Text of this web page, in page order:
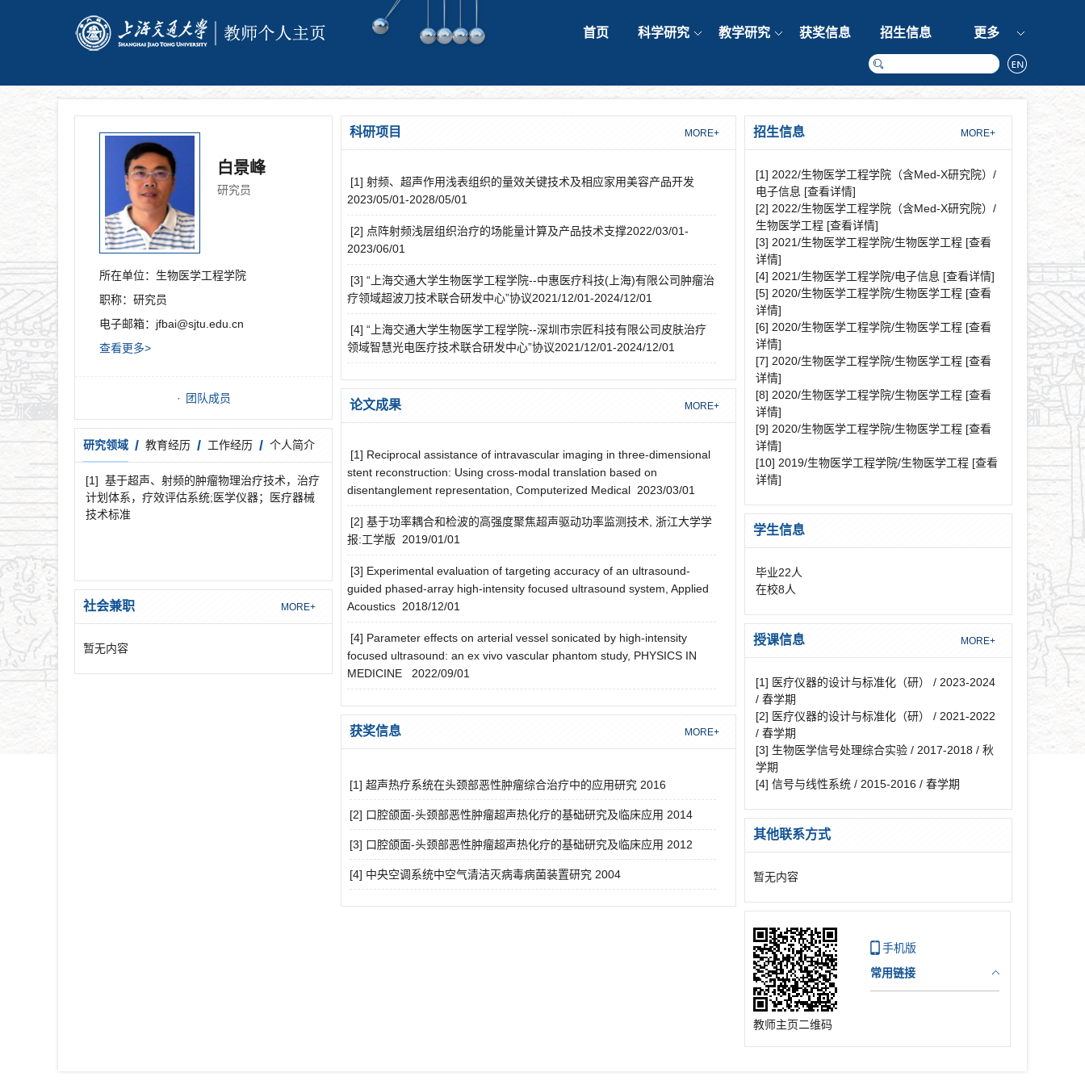
首页 科学研究 教学研究 获奖信息 招生信息 更多
白景峰
研究员
所在单位： 生物医学工程学院
职称： 研究员
电子邮箱： jfbai@sjtu.edu.cn
查看更多>
团队成员
研究领域 / 教育经历 / 工作经历 / 个人简介
[1] 基于超声、射频的肿瘤物理治疗技术，治疗
计划体系，疗效评估系统;医学仪器；医疗器械
技术标准
社会兼职 MORE+
暂无内容
科研项目 MORE+
[1] 射频、超声作用浅表组织的量效关键技术及相应家用美容产品开发
2023/05/01-2028/05/01
[2] 点阵射频浅层组织治疗的场能量计算及产品技术支撑2022/03/01-
2023/06/01
[3] “上海交通大学生物医学工程学院--中惠医疗科技(上海)有限公司肿瘤治
疗领域超波刀技术联合研发中心”协议2021/12/01-2024/12/01
[4] “上海交通大学生物医学工程学院--深圳市宗匠科技有限公司皮肤治疗
领域智慧光电医疗技术联合研发中心”协议2021/12/01-2024/12/01
论文成果 MORE+
[1] Reciprocal assistance of intravascular imaging in three-dimensional
stent reconstruction: Using cross-modal translation based on
disentanglement representation, Computerized Medical 2023/03/01
[2] 基于功率耦合和检波的高强度聚焦超声驱动功率监测技术, 浙江大学学
报:工学版 2019/01/01
[3] Experimental evaluation of targeting accuracy of an ultrasound-
guided phased-array high-intensity focused ultrasound system, Applied
Acoustics 2018/12/01
[4] Parameter effects on arterial vessel sonicated by high-intensity
focused ultrasound: an ex vivo vascular phantom study, PHYSICS IN
MEDICINE 2022/09/01
获奖信息 MORE+
[1] 超声热疗系统在头颈部恶性肿瘤综合治疗中的应用研究 2016
[2] 口腔颌面-头颈部恶性肿瘤超声热化疗的基础研究及临床应用 2014
[3] 口腔颌面-头颈部恶性肿瘤超声热化疗的基础研究及临床应用 2012
[4] 中央空调系统中空气清洁灭病毒病菌装置研究 2004
招生信息 MORE+
[1] 2022/生物医学工程学院（含Med-X研究院）/
电子信息 [查看详情]
[2] 2022/生物医学工程学院（含Med-X研究院）/
生物医学工程 [查看详情]
[3] 2021/生物医学工程学院/生物医学工程 [查看
详情]
[4] 2021/生物医学工程学院/电子信息 [查看详情]
[5] 2020/生物医学工程学院/生物医学工程 [查看
详情]
[6] 2020/生物医学工程学院/生物医学工程 [查看
详情]
[7] 2020/生物医学工程学院/生物医学工程 [查看
详情]
[8] 2020/生物医学工程学院/生物医学工程 [查看
详情]
[9] 2020/生物医学工程学院/生物医学工程 [查看
详情]
[10] 2019/生物医学工程学院/生物医学工程 [查看
详情]
学生信息
毕业22人
在校8人
授课信息 MORE+
[1] 医疗仪器的设计与标准化（研） / 2023-2024
/ 春学期
[2] 医疗仪器的设计与标准化（研） / 2021-2022
/ 春学期
[3] 生物医学信号处理综合实验 / 2017-2018 / 秋
学期
[4] 信号与线性系统 / 2015-2016 / 春学期
其他联系方式
暂无内容
教师主页二维码
手机版
常用链接